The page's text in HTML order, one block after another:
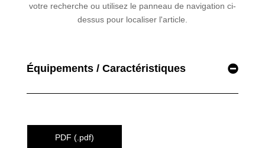
Équipements / Caractéristiques
PDF (.pdf)